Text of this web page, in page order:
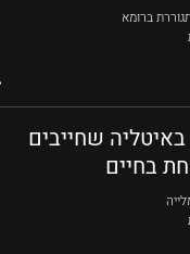
ברומא
באיטליה שחייבים
בחיים